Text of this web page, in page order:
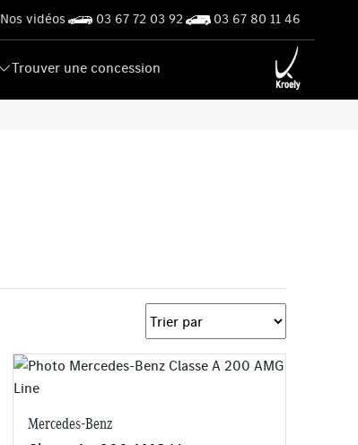
Nos vidéos 03 67 72 03 92 03 67 80 11 46
Trouver une concession
Mercedes-Benz